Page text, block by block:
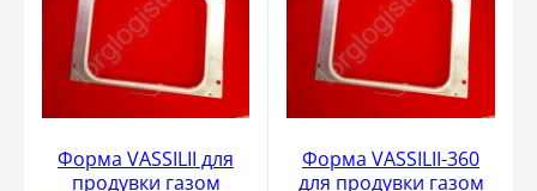
Форма VASSILII для
продувки газом
Форма VASSILII-360
для продувки газом